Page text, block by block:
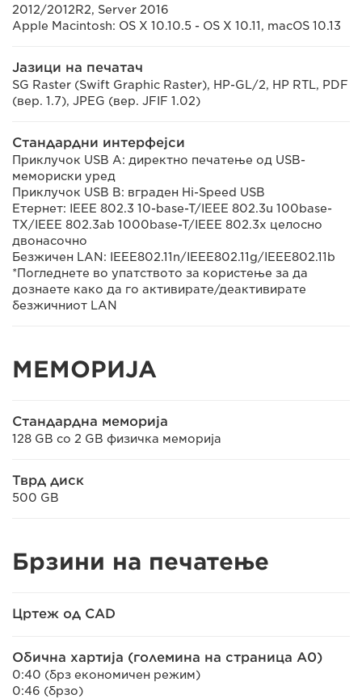
2012/2012R2, Server 2016
Apple Macintosh: OS X 10.10.5 - OS X 10.11, macOS 10.13
Јазици на печатач
SG Raster (Swift Graphic Raster), HP-GL/2, HP RTL, PDF
(вер. 1.7), JPEG (вер. JFIF 1.02)
Стандардни интерфејси
Приклучок USB A: директно печатење од USB-
мемориски уред
Приклучок USB B: вграден Hi-Speed USB
Етернет: IEEE 802.3 10-base-T/IEEE 802.3u 100base-
TX/IEEE 802.3ab 1000base-T/IEEE 802.3x целосно
двонасочно
Безжичен LAN: IEEE802.11n/IEEE802.11g/IEEE802.11b
*Погледнете во упатството за користење за да
дознаете како да го активирате/деактивирате
безжичниот LAN
МЕМОРИЈА
Стандардна меморија
128 GB со 2 GB физичка меморија
Тврд диск
500 GB
Брзини на печатење
Цртеж од CAD
Обична хартија (големина на страница A0)
0:40 (брз економичен режим)
0:46 (брзо)